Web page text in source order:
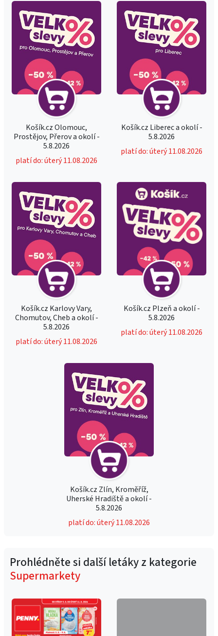
Košík.cz Olomouc,
Prostějov, Přerov a okolí -
5.8.2026
platí do: úterý 11.08.2026
Košík.cz Liberec a okolí -
5.8.2026
platí do: úterý 11.08.2026
Košík.cz Karlovy Vary,
Chomutov, Cheb a okolí -
5.8.2026
platí do: úterý 11.08.2026
Košík.cz Plzeň a okolí -
5.8.2026
platí do: úterý 11.08.2026
Košík.cz Zlín, Kroměříž,
Uherské Hradiště a okolí -
5.8.2026
platí do: úterý 11.08.2026
Prohlédněte si další letáky z kategorie
Supermarkety